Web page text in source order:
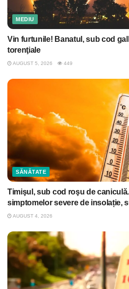
MEDIU
Vin furtunile! Banatul, sub cod
torenţiale
AUGUST 5, 2026 449
SĂNĂTATE
Timişul, sub cod roşu de
simptomelor severe de insolație,
AUGUST 4, 2026